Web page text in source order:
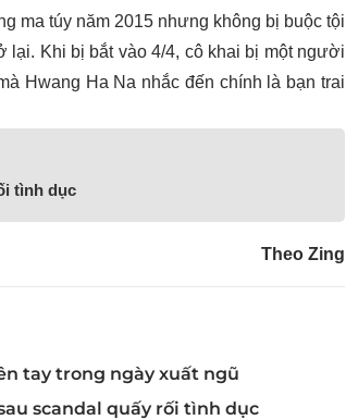
ma túy năm 2015 nhưng không bị buộc tội
lại. Khi bị bắt vào 4/4, cô khai bị một người
Hwang Ha Na nhắc đến chính là bạn trai
tình dục
Theo Zing
tay trong ngày xuất ngũ
scandal quấy rối tình dục